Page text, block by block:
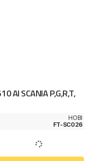
Al SCANIA P,G,R,T,
HOBI
FT-SC026